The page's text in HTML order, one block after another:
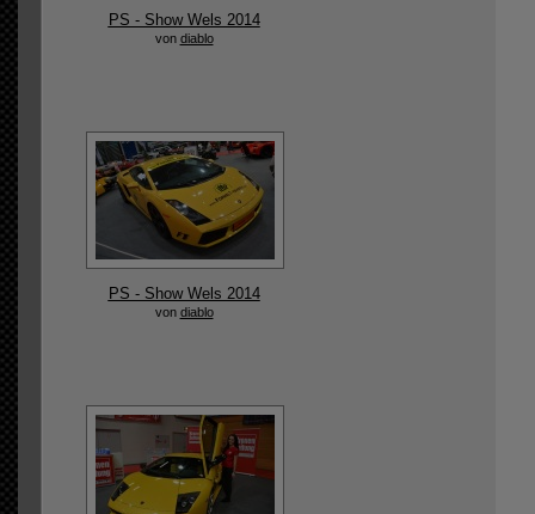
PS - Show Wels 2014
von diablo
PS - Show Wels 2014
von diablo